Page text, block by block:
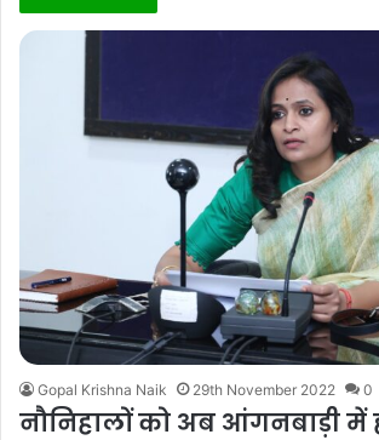
Gopal Krishna Naik 29th November 2022 0
नौनिहालों को अब आंगनबाड़ी में